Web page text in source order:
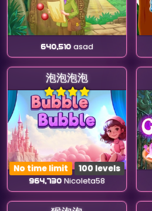
640,510 asad
泡泡泡泡
No time limit 100 levels
964,730 Nicoleta58